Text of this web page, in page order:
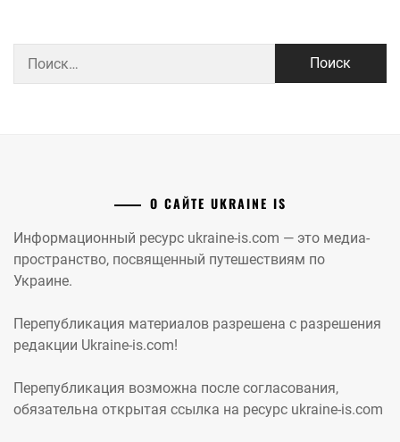
О САЙТЕ UKRAINE IS
Информационный ресурс ukraine-is.com — это медиа-
пространство, посвященный путешествиям по
Украине.
Перепубликация материалов разрешена с разрешения
редакции Ukraine-is.com!
Перепубликация возможна после согласования,
обязательна открытая ссылка на ресурс ukraine-is.com